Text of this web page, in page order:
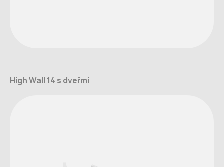
High Wall 14 s dveřmi